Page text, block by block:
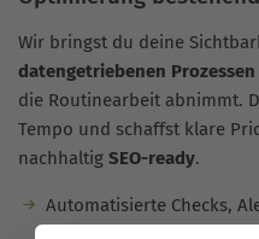
Wir bringst du deine
datengetriebenen Prozessen
die Routinearbeit abnimmt.
Tempo und schaffst klare
nachhaltig SEO-ready.
Automatisierte Checks,